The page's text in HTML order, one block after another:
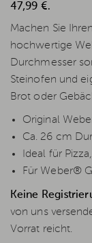
47,99 €.
Machen Sie
hochwertige
Durchmesser
Steinofen und
Brot oder
Original
Ca. 26 cm
Ideal für
Für Weber®
Keine
von uns
Vorrat reicht.